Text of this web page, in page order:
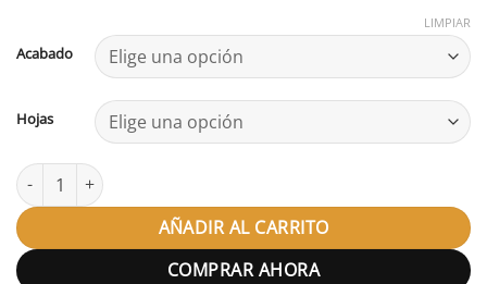
Acabado
Hojas
LIMPIAR
Ilford FB Warmtone 50x60 cantidad
AÑADIR AL CARRITO
COMPRAR AHORA